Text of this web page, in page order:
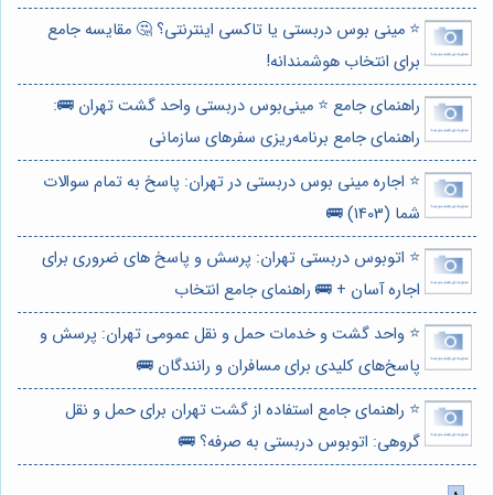
⭐️ مینی بوس دربستی یا تاکسی اینترنتی؟ 🤔 مقایسه جامع
برای انتخاب هوشمندانه!
راهنمای جامع ⭐️ مینی‌بوس دربستی واحد گشت تهران 🚌:
راهنمای جامع برنامه‌ریزی سفرهای سازمانی
⭐️ اجاره مینی بوس دربستی در تهران: پاسخ به تمام سوالات
شما (1403) 🚌
⭐️ اتوبوس دربستی تهران: پرسش و پاسخ های ضروری برای
اجاره آسان + 🚌 راهنمای جامع انتخاب
⭐️ واحد گشت و خدمات حمل و نقل عمومی تهران: پرسش و
پاسخ‌های کلیدی برای مسافران و رانندگان 🚌
⭐️ راهنمای جامع استفاده از گشت تهران برای حمل و نقل
گروهی: اتوبوس دربستی به صرفه؟ 🚌